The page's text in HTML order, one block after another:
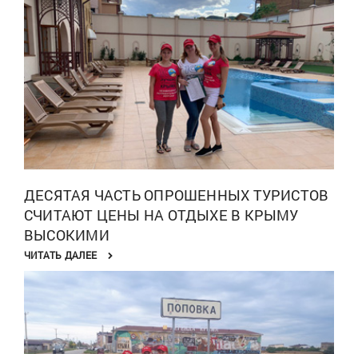
ДЕСЯТАЯ ЧАСТЬ ОПРОШЕННЫХ ТУРИСТОВ
СЧИТАЮТ ЦЕНЫ НА ОТДЫХЕ В КРЫМУ
ВЫСОКИМИ
ЧИТАТЬ ДАЛЕЕ